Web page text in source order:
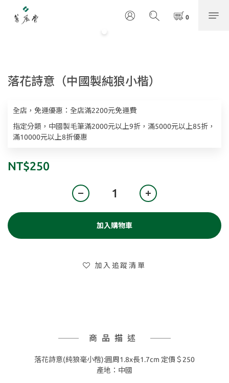
落花詩意（中國製純狼小楷）
全店，免運優惠：全店滿2200元免運費
指定分類，中國製毛筆滿2000元以上9折，滿5000元以上85折，
滿10000元以上8折優惠
NT$250
加入購物車
加入追蹤清單
商品描述
落花詩意(純狼毫小楷):圓周1.8x長1.7cm 定價＄250
產地：中國